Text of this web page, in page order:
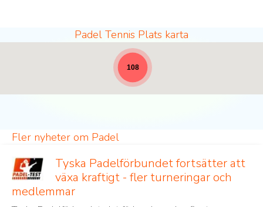
Padel Tennis Plats karta
Padelplatser - full bredd för nyheter [19]
108
Fler nyheter om Padel
Tyska Padelförbundet fortsätter att
växa kraftigt - fler turneringar och
medlemmar